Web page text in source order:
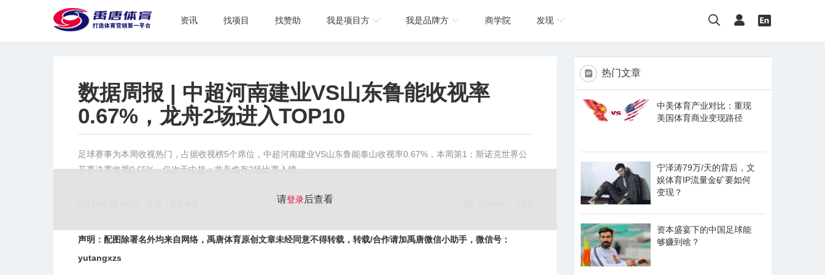
资讯 找项目 找赞助 我是项目方 我是品牌方 商学院 发现
数据周报 | 中超河南建业VS山东鲁能收视率
0.67%，龙舟2场进入TOP10
足球赛事为本周收视热门，占据收视榜5个席位，中超河南建业VS山东鲁能泰山收视率0.67%，本周第1；斯诺克世界公
开赛决赛收视0.65%，仅次于中超；龙舟也有2场比赛入榜。
请登录后查看
声明：配图除署名外均来自网络，禹唐体育原创文章未经同意不得转载，转载/合作请加禹唐微信小助手，微信号：
yutangxzs
热门文章
中美体育产业对比：重现
美国体育商业变现路径
宁泽涛79万/天的背后，文
娱体育IP流量金矿要如何
变现？
资本盛宴下的中国足球能
够赚到啥？